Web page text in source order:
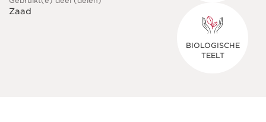
Zaad
BIOLOGISCHE
TEELT